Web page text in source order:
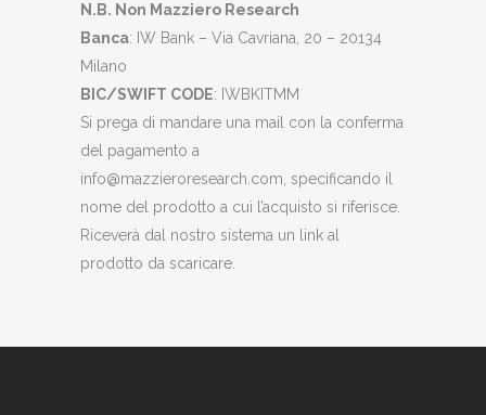
N.B. Non Mazziero Research
Banca: IW Bank – Via Cavriana, 20 – 20134
Milano
BIC/SWIFT CODE: IWBKITMM
Si prega di mandare una mail con la conferma
del pagamento a
info@mazzieroresearch.com, specificando il
nome del prodotto a cui l’acquisto si riferisce.
Riceverà dal nostro sistema un link al
prodotto da scaricare.